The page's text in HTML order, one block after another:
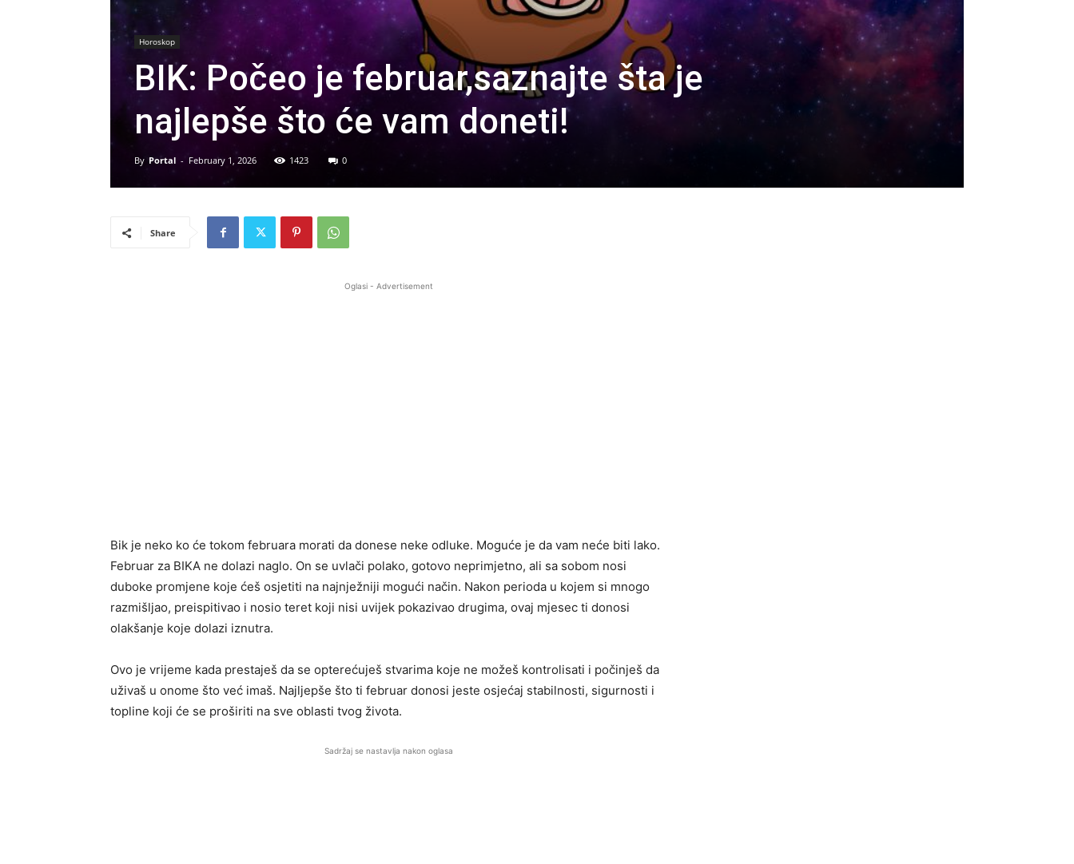
Horoskop
BIK: Počeo je februar,saznajte šta je
najlepše što će vam doneti!
By Portal - February 1, 2026 1423 0
Share
Oglasi - Advertisement
Bik je neko ko će tokom februara morati da donese neke odluke. Moguće je da vam neće biti lako.
Februar za BIKA ne dolazi naglo. On se uvlači polako, gotovo neprimjetno, ali sa sobom nosi
duboke promjene koje ćeš osjetiti na najnježniji mogući način. Nakon perioda u kojem si mnogo
razmišljao, preispitivao i nosio teret koji nisi uvijek pokazivao drugima, ovaj mjesec ti donosi
olakšanje koje dolazi iznutra.
Ovo je vrijeme kada prestaješ da se opterećuješ stvarima koje ne možeš kontrolisati i počinješ da
uživaš u onome što već imaš. Najljepše što ti februar donosi jeste osjećaj stabilnosti, sigurnosti i
topline koji će se proširiti na sve oblasti tvog života.
Sadržaj se nastavlja nakon oglasa